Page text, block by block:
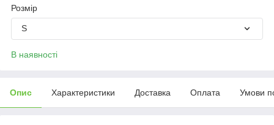
Розмір
S
В наявності
Опис Характеристики Доставка Оплата Умови